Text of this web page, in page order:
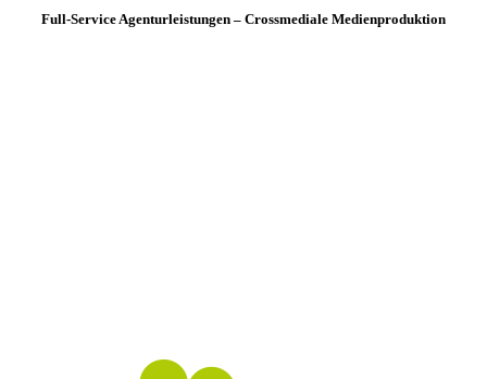
Full-Service Agenturleistungen – Crossmediale Medienproduktion